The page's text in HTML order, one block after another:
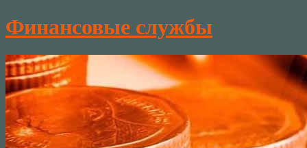
Финансовые службы